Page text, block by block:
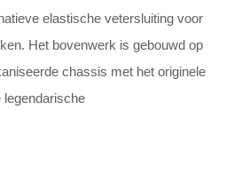
elastische vetersluiting voor
Het bovenwerk is gebouwd op
chassis met het originele
legendarische